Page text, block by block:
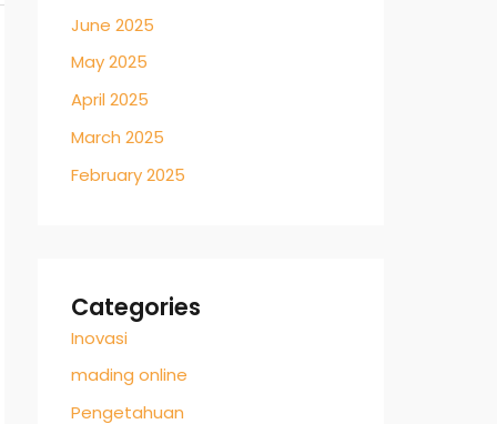
June 2025
May 2025
April 2025
March 2025
February 2025
Categories
Inovasi
mading online
Pengetahuan